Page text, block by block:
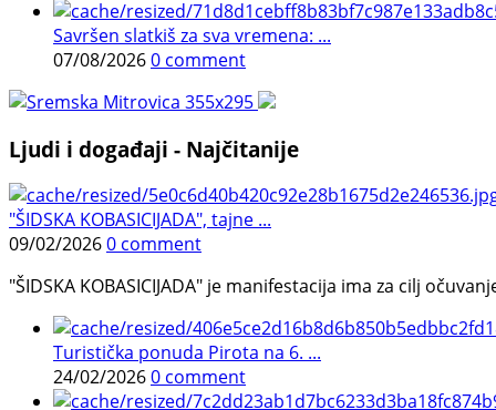
Savršen slatkiš za sva vremena: ...
07/08/20260 comment
Ljudi i događaji - Najčitanije
"ŠIDSKA KOBASICIJADA", tajne ...
09/02/20260 comment
"ŠIDSKA KOBASICIJADA" je manifestacija ima za cilj
Turistička ponuda Pirota na 6. ...
24/02/20260 comment